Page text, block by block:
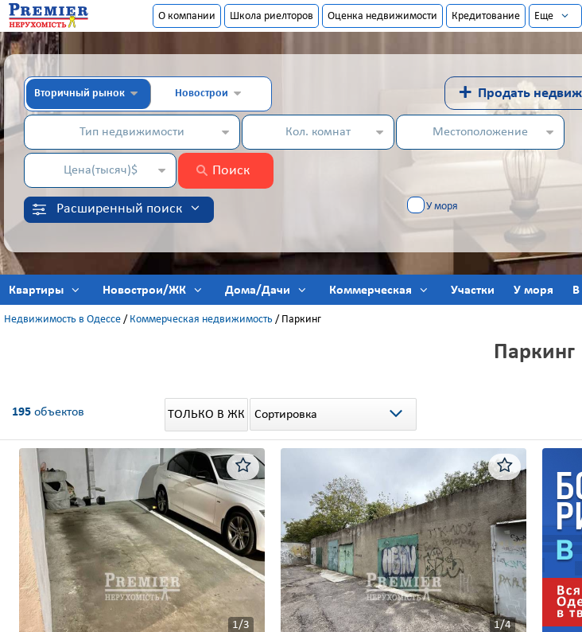
О компании Школа риелторов Оценка недвижимости Кредитование Еще
Вторичный рынок Новострои + Продать
Тип недвижимости Кол. комнат Местоположение
Цена(тысяч)$ Поиск
Расширенный поиск У моря
Квартиры Новострои/ЖК Дома/Дачи Коммерческая Участки У моря В
Недвижимость в Одессе / Коммерческая недвижимость / Паркинг
Паркинг
195 объектов ТОЛЬКО В ЖК Сортировка
1/3 1/4